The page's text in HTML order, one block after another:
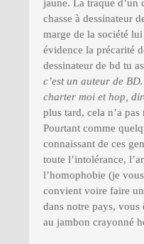
jaune. La traque d’un
chasse à dessinateur
marge de la société
évidence la précarité
dessinateur de bd tu
c’est un auteur de
charter moi et hop,
plus tard, cela n’a
Pourtant comme
connaissant de ces
toute l’intolérance,
l’homophobie (je
convient voire faire
dans notre pays, vous
au jambon crayonné